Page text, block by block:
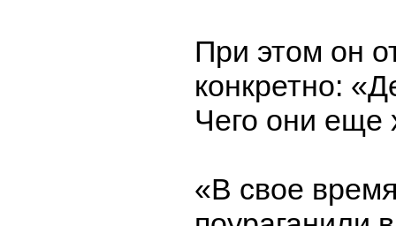
При этом он
конкретно:
Чего они еще
«В свое